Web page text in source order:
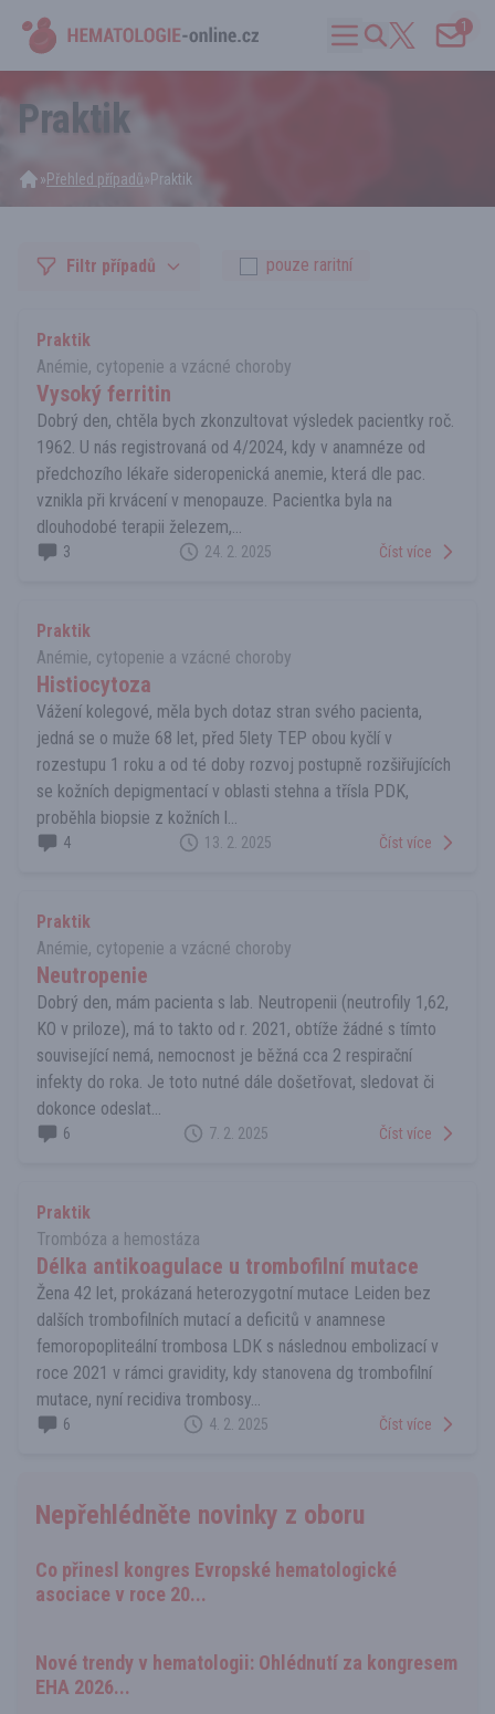
1
Praktik
»Přehled případů»Praktik
Filtr případů pouze raritní
Praktik
Anémie, cytopenie a vzácné choroby
Vysoký ferritin
Dobrý den, chtěla bych zkonzultovat výsledek pacientky roč.
1962. U nás registrovaná od 4/2024, kdy v anamnéze od
předchozího lékaře sideropenická anemie, která dle pac.
vznikla při krvácení v menopauze. Pacientka byla na
dlouhodobé terapii železem,...
3 24. 2. 2025 Číst více
Praktik
Anémie, cytopenie a vzácné choroby
Histiocytoza
Vážení kolegové, měla bych dotaz stran svého pacienta,
jedná se o muže 68 let, před 5lety TEP obou kyčlí v
rozestupu 1 roku a od té doby rozvoj postupně rozšiřujících
se kožních depigmentací v oblasti stehna a třísla PDK,
proběhla biopsie z kožních l...
4 13. 2. 2025 Číst více
Praktik
Anémie, cytopenie a vzácné choroby
Neutropenie
Dobrý den, mám pacienta s lab. Neutropenii (neutrofily 1,62,
KO v priloze), má to takto od r. 2021, obtíže žádné s tímto
související nemá, nemocnost je běžná cca 2 respirační
infekty do roka. Je toto nutné dále došetřovat, sledovat či
dokonce odeslat...
6 7. 2. 2025 Číst více
Praktik
Trombóza a hemostáza
Délka antikoagulace u trombofilní mutace
Žena 42 let, prokázaná heterozygotní mutace Leiden bez
dalších trombofilních mutací a deficitů v anamnese
femoropopliteální trombosa LDK s následnou embolizací v
roce 2021 v rámci gravidity, kdy stanovena dg trombofilní
mutace, nyní recidiva trombosy...
6 4. 2. 2025 Číst více
Nepřehlédněte novinky z oboru
Co přinesl kongres Evropské hematologické
asociace v roce 20...
Nové trendy v hematologii: Ohlédnutí za kongresem
EHA 2026...